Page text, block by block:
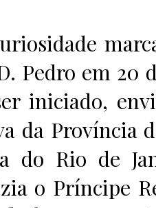
Pedro em 20
iniciado,
da Província
do Rio de
o Príncipe